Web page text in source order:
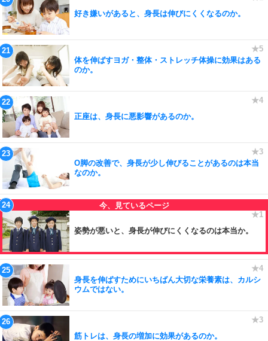
好き嫌いがあると、身長は伸びにくくなるのか。
体を伸ばすヨガ・整体・ストレッチ体操に効果はある
のか。
正座は、身長に悪影響があるのか。
O脚の改善で、身長が少し伸びることがあるのは本当
なのか。
姿勢が悪いと、身長が伸びにくくなるのは本当か。
身長を伸ばすためにいちばん大切な栄養素は、カルシ
ウムではない。
筋トレは、身長の増加に効果があるのか。